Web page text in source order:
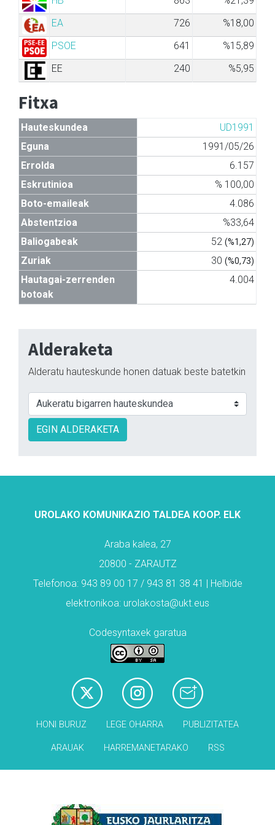
EA
726
%18,00
PSOE
641
%15,89
EE
240 %5,95
Fitxa
Hauteskundea
UD1991
Eguna
1991/05/26
Errolda
6.157
Eskrutinioa
% 100,00
Boto-emaileak
4.086
Abstentzioa
%33,64
Baliogabeak
52 (%1,27)
Zuriak 30 (%0,73)
Hautagai-zerrenden
botoak
4.004
Alderaketa
Alderatu hauteskunde honen datuak beste batetkin
EGIN ALDERAKETA
UROLAKO KOMUNIKAZIO TALDEA KOOP. ELK
Araba kalea, 27
20800 - ZARAUTZ
Telefonoa: 943 89 00 17 / 943 81 38 41 | Helbide
elektronikoa: urolakosta@ukt.eus
Codesyntaxek garatua
HONI BURUZ LEGE OHARRA PUBLIZITATEA
ARAUAK HARREMANETARAKO RSS